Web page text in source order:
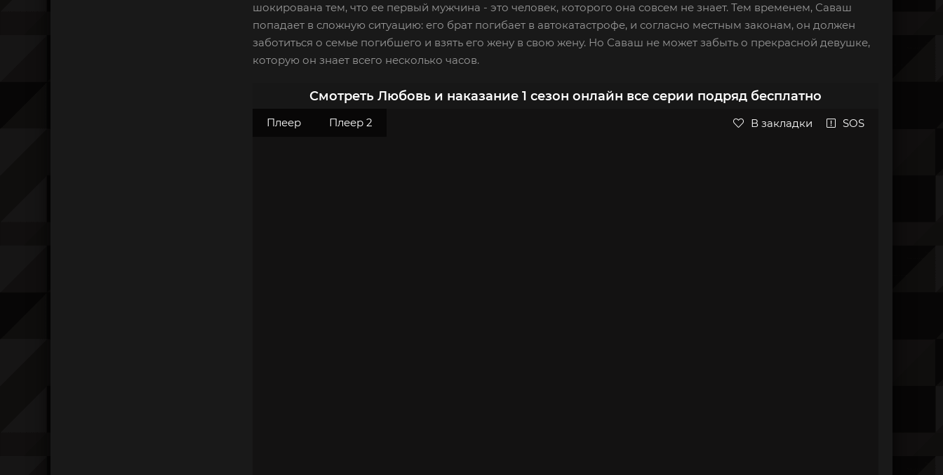
шокирована тем, что ее первый мужчина - это человек, которого она совсем не знает. Тем временем, Саваш
попадает в сложную ситуацию: его брат погибает в автокатастрофе, и согласно местным законам, он должен
заботиться о семье погибшего и взять его жену в свою жену. Но Саваш не может забыть о прекрасной девушке,
которую он знает всего несколько часов.
Смотреть Любовь и наказание 1 сезон онлайн все серии подряд бесплатно
Плеер Плеер 2 В закладки SOS